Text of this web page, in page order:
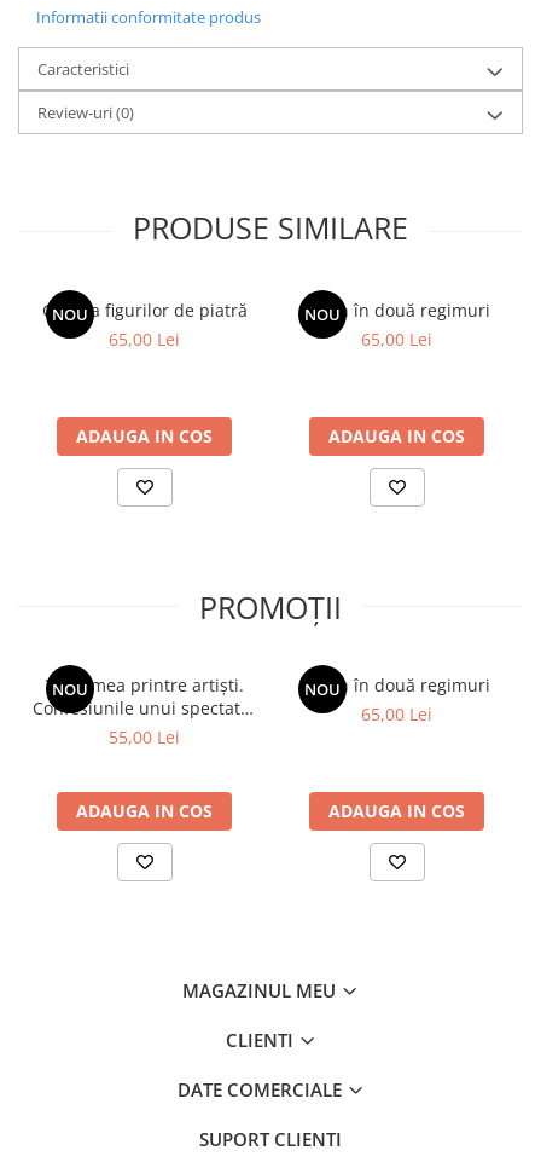
Informatii conformitate produs
Caracteristici
Review-uri(0)
PRODUSE SIMILARE
NOU
Galeria figurilor de piatră
65,00 Lei
ADAUGA IN COS
NOU
Spion în două regimuri
65,00 Lei
ADAUGA IN COS
PROMOȚII
NOU
Viața mea printre artiști.
Confesiunile unui spectator
fidel
55,00 Lei
ADAUGA IN COS
NOU
Spion în două regimuri
65,00 Lei
ADAUGA IN COS
MAGAZINUL MEU
CLIENTI
DATE COMERCIALE
SUPORT CLIENTI